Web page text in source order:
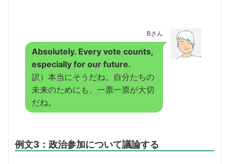
Bさん
Absolutely. Every vote counts,
especially for our future.
訳）本当にそうだね。自分たちの
未来のためにも、一票一票が大切
だね。
例文3：政治参加について議論する